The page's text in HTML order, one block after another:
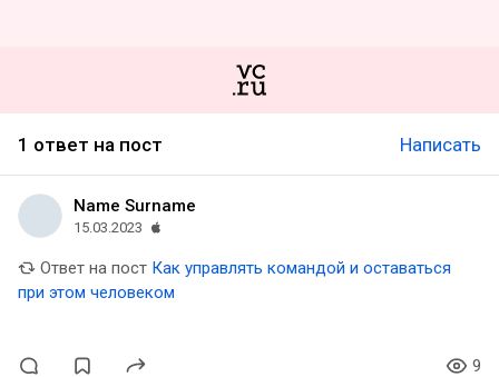
1 ответ на пост Написать
Name Surname
15.03.2023
Ответ на пост Как управлять командой и оставаться
при этом человеком
9